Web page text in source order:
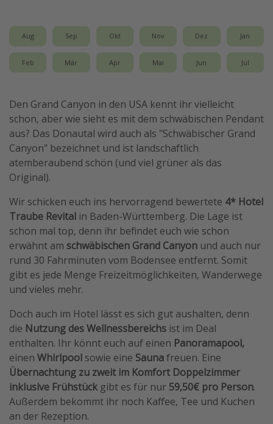
Hotels am Achensee
Weitere Themen
Reise Journal
Familienurlaub in der Türkei
Rundreisen in Thailand
Bahnreisen in der Schweiz
Reisepassfreie Reiseziele
Travel Know How
Silvesterreisen
Last Minute Urlaub Mallorca
Last Minute Urlaub Deutschland
Aug Sep Okt Nov Dez Jan
Feb Mär Apr Mai Jun Jul
Den Grand Canyon in den USA kennt ihr vielleicht
schon, aber wie sieht es mit dem schwäbischen Pendant
aus? Das Donautal wird auch als "Schwäbischer Grand
Canyon" bezeichnet und ist landschaftlich
atemberaubend schön (und viel grüner als das
Original).
Wir schicken euch ins hervorragend bewertete 4* Hotel
Traube Revital in Baden-Württemberg. Die Lage ist
schon mal top, denn ihr befindet euch wie schon
erwähnt am schwäbischen Grand Canyon und auch nur
rund 30 Fahrminuten vom Bodensee entfernt. Somit
gibt es jede Menge Freizeitmöglichkeiten, Wanderwege
und vieles mehr.
Doch auch im Hotel lässt es sich gut aushalten, denn
die Nutzung des Wellnessbereichs ist im Deal
enthalten. Ihr könnt euch auf einen Panoramapool,
einen Whirlpool sowie eine Saunafreuen. Eine
Übernachtung zu zweit im Komfort Doppelzimmer
inklusive Frühstück gibt es für nur 59,50€ pro Person.
Außerdem bekommt ihr noch Kaffee, Tee und Kuchen
an der Rezeption.